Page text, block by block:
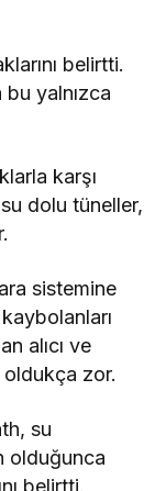
belirtti.
bu yalnızca
karşı
dolu tüneller,
sistemine
alıcı ve
oldukça zor.
su
olduğunca
belirtti.